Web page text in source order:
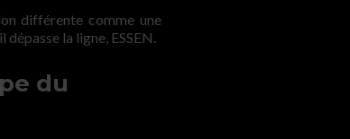
différente comme une
la ligne, ESSEN.
du